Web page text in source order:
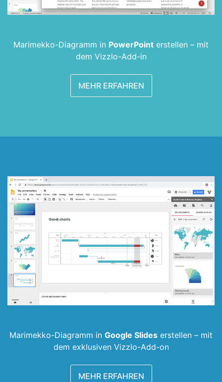
Marimekko-­Diagramm in PowerPoint erstellen – mit
dem Vizzlo-Add-in
MEHR ERFAHREN
Marimekko-­Diagramm in Google Slides erstellen – mit
dem exklusiven Vizzlo-Add-on
MEHR ERFAHREN